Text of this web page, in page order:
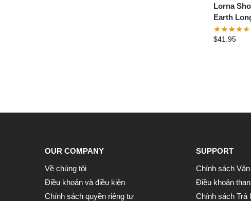
Lorna
Earth
Sweatshirt
$41.95
OUR COMPANY
Về chúng tôi
Điều khoản và điều kiện
Chính sách quyền riêng tư
SUPPORT
Chính sách
Điều khoản
Chính sách Trả